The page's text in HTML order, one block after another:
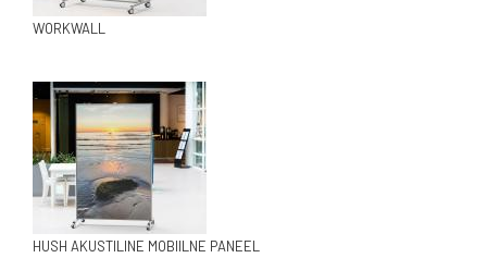
WORKWALL
HUSH AKUSTILINE MOBIILNE PANEEL